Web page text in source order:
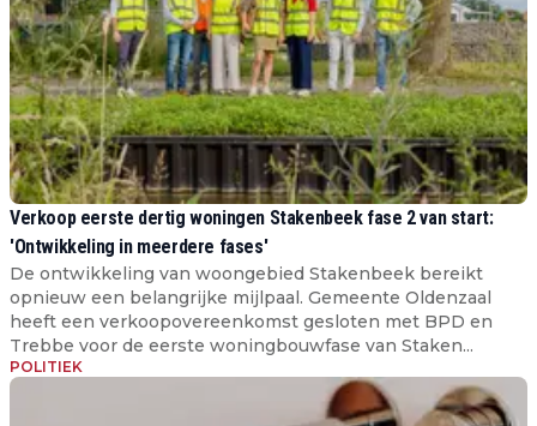
Verkoop eerste dertig woningen Stakenbeek fase 2 van start:
'Ontwikkeling in meerdere fases'
De ontwikkeling van woongebied Stakenbeek bereikt
opnieuw een belangrijke mijlpaal. Gemeente Oldenzaal
heeft een verkoopovereenkomst gesloten met BPD en
Trebbe voor de eerste woningbouwfase van Staken...
POLITIEK